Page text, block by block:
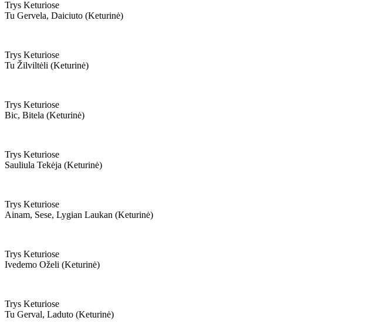
Trys Keturiose
Tu Gervela, Daiciuto (keturinė)
Trys Keturiose
Tu Žilviltėli (keturinė)
Trys Keturiose
Bic, Bitela (keturinė)
Trys Keturiose
Sauliula Tekėja (keturinė)
Trys Keturiose
Ainam, Sese, Lygian Laukan (keturinė)
Trys Keturiose
Ivedemo Oželi (keturinė)
Trys Keturiose
Tu Gerval, Laduto (keturinė)